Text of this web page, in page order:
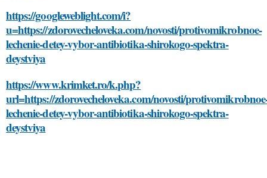
https://googleweblight.com/i?
u=https://zdorovecheloveka.com/novosti/protivomikrobnoe-
lechenie-detey-vybor-antibiotika-shirokogo-spektra-
deystviya
https://www.krimket.ro/k.php?
url=https://zdorovecheloveka.com/novosti/
lechenie-detey-vybor-antibiotika-shirokogo-spektra-
deystviya